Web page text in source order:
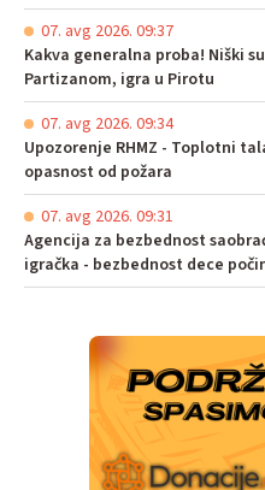
07. avg 2026. 09:37
Kakva generalna proba! Niški
Partizanom, igra u Pirotu
07. avg 2026. 09:34
Upozorenje RHMZ - Toplotni
opasnost od požara
07. avg 2026. 09:31
Agencija za bezbednost
igračka - bezbednost dece